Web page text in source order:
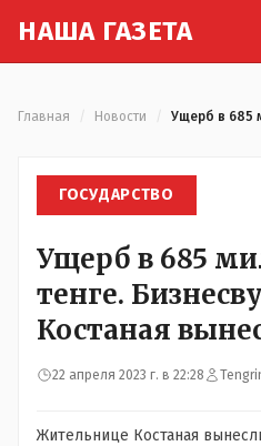
НАША ГАЗЕТА
Главная Новости
ГОСУДАРСТВО
Ущерб в 685
тенге.
Костаная
22 апреля 2023 г. в 22:28
Жительнице Костаная